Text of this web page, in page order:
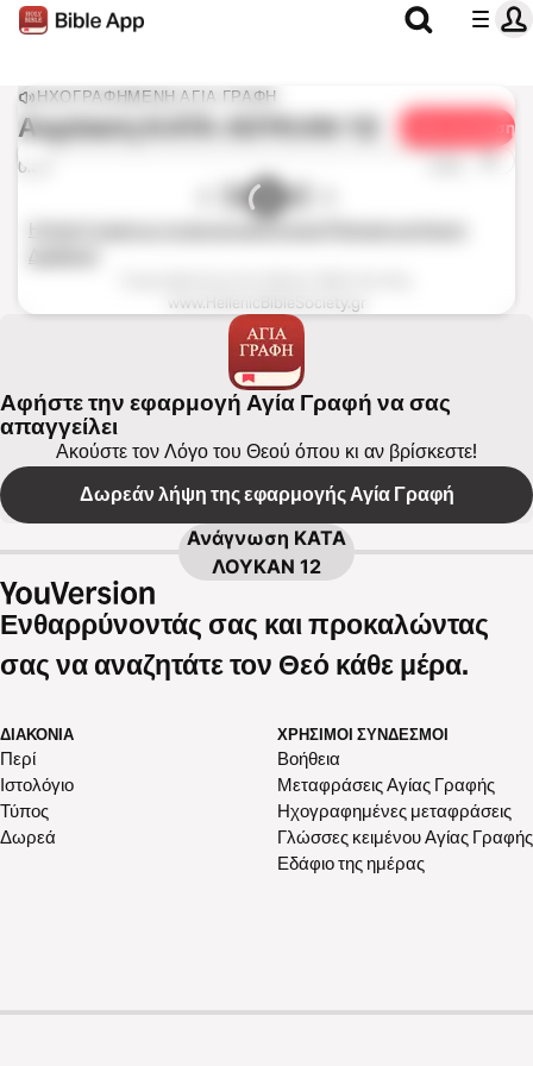
ΗΧΟΓΡΑΦΗΜΈΝΗ ΑΓΊΑ ΓΡΑΦΉ
ΑκρόασηΚΑΤΑ ΛΟΥΚΑΝ 12 Κοινοποίηση
0:00 1x
Η Αγία Γραφή με τα Δευτεροκανονικά (Παλαιά και Καινή
Διαθήκη)
www.HellenicBibleSociety.gr
Αφήστε την εφαρμογή Αγία Γραφή να σας
απαγγείλει
Ακούστε τον Λόγο του Θεού όπου κι αν βρίσκεστε!
Δωρεάν λήψη της εφαρμογής Αγία Γραφή
Ανάγνωση ΚΑΤΑ
ΛΟΥΚΑΝ 12
Ενθαρρύνοντάς σας και προκαλώντας
σας να αναζητάτε τον Θεό κάθε μέρα.
ΔΙΑΚΟΝΊΑ
Περί
Ιστολόγιο
Τύπος
Δωρεά
ΧΡΉΣΙΜΟΙ ΣΎΝΔΕΣΜΟΙ
Βοήθεια
Μεταφράσεις Αγίας Γραφής
Ηχογραφημένες μεταφράσεις
Γλώσσες κειμένου Αγίας Γραφής
Εδάφιο της ημέρας